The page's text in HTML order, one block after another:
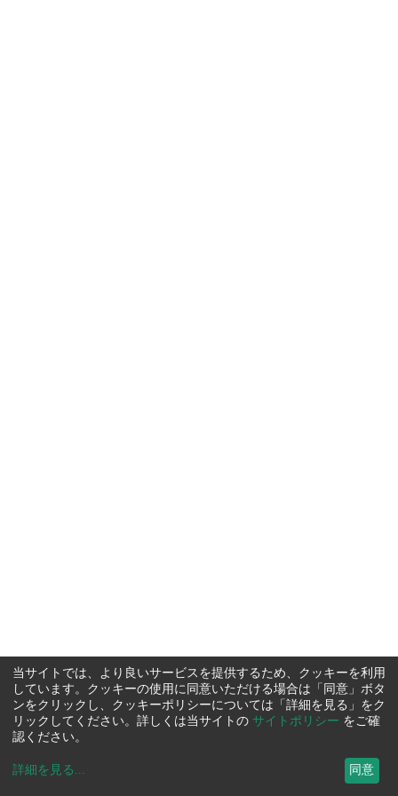
当サイトでは、より良いサービスを提供するため、クッキーを利用
しています。クッキーの使用に同意いただける場合は「同意」ボタ
ンをクリックし、クッキーポリシーについては「詳細を見る」をク
リックしてください。詳しくは当サイトの サイトポリシー をご確
認ください。
詳細を見る ... 同意